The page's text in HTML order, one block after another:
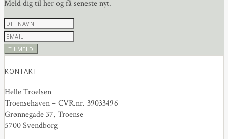
Meld dig til her og få seneste nyt.
KONTAKT
Helle Troelsen
Troensehaven – CVR.nr. 39033496
Grønnegade 37, Troense
5700 Svendborg